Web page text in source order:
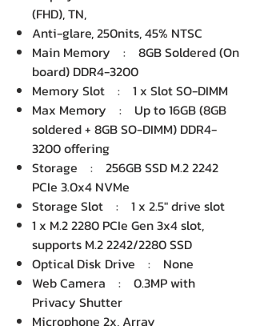
(FHD), TN,
Anti-glare, 250nits, 45% NTSC
Main Memory : 8GB Soldered (On
board) DDR4-3200
Memory Slot : 1 x Slot SO-DIMM
Max Memory : Up to 16GB (8GB
soldered + 8GB SO-DIMM) DDR4-
3200 offering
Storage : 256GB SSD M.2 2242
PCIe 3.0x4 NVMe
Storage Slot : 1 x 2.5" drive slot
1 x M.2 2280 PCIe Gen 3x4 slot,
supports M.2 2242/2280 SSD
Optical Disk Drive : None
Web Camera : 0.3MP with
Privacy Shutter
Microphone 2x, Array